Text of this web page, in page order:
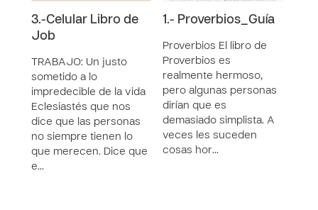
3.-Celular Libro de
Job
TRABAJO: Un justo
sometido a lo
impredecible de la vida
Eclesiastés que nos
dice que las personas
no siempre tienen lo
que merecen. Dice que
e…
1.- Proverbios_Guía
Proverbios El libro de
Proverbios es
realmente hermoso,
pero algunas personas
dirían que es
demasiado simplista. A
veces les suceden
cosas hor…